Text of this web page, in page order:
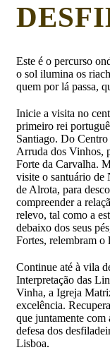
Este é o percurso
o sol ilumina os
quem por lá passa,
Inicie a visita no
primeiro rei
Santiago. Do
Arruda dos Vinhos,
Forte da Carvalha.
visite o santuário de
de Alrota, para
compreender a
relevo, tal como a
debaixo dos seus
Fortes, relembram o
Continue até à vila
Interpretação das
Vinha, a Igreja
excelência.
que juntamente com
defesa dos
Lisboa.